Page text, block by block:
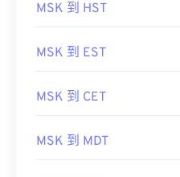
MSK 到 HST
MSK 到 EST
MSK 到 CET
MSK 到 MDT